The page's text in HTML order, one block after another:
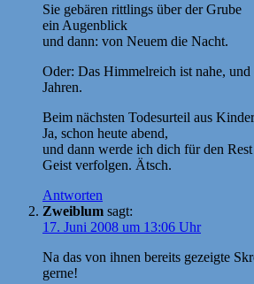
Sie gebären rittlings über der Grube
ein Augenblick
und dann: von Neuem die Nacht.
Oder: Das Himmelreich ist nahe, und
Jahren.
Beim nächsten Todesurteil aus
Ja, schon heute abend,
und dann werde ich dich für den
Geist verfolgen. Ätsch.
Antworten
Zweiblum sagt:
17. Juni 2008 um 13:06 Uhr
Na das von ihnen bereits gezeigte
gerne!